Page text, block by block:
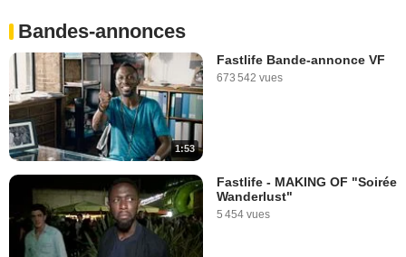
Bandes-annonces
1:53
Fastlife Bande-annonce VF
673 542 vues
Fastlife - MAKING OF "Soirée
Wanderlust"
5 454 vues